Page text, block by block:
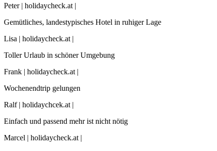
Peter | holidaycheck.at |
Gemütliches, landestypisches Hotel in ruhiger Lage
Lisa | holidaycheck.at |
Toller Urlaub in schöner Umgebung
Frank | holidaycheck.at |
Wochenendtrip gelungen
Ralf | holidaychcek.at |
Einfach und passend mehr ist nicht nötig
Marcel | holidaycheck.at |